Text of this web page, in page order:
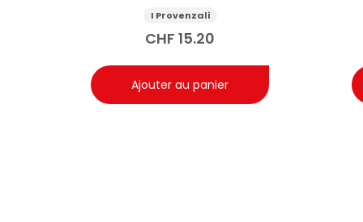
30ml
I Provenzali
CHF 15.20
Ajouter au panier